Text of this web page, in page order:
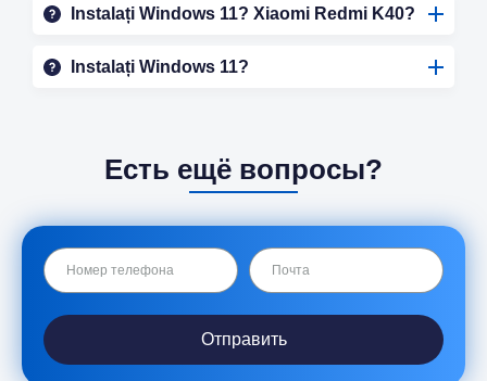
Instalați Windows 11? Xiaomi Redmi K40?
Instalați Windows 11?
Есть ещё вопросы?
Отправить